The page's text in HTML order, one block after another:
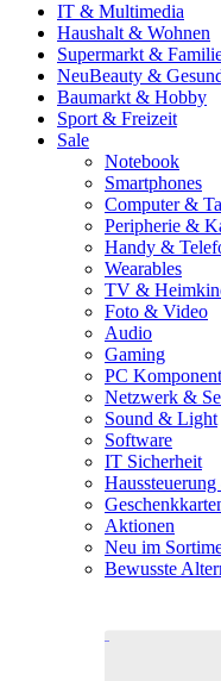
IT & Multimedia
Haushalt & Wohnen
Supermarkt &
NeuBeauty &
Baumarkt & Hobby
Sport & Freizeit
Sale
Notebook
Smartphones
Computer &
Peripherie &
Handy &
Wearables
TV &
Foto & Video
Audio
Gaming
PC
Netzwerk &
Sound & Light
Software
IT Sicherheit
Aktionen
Neu im
Bewusste